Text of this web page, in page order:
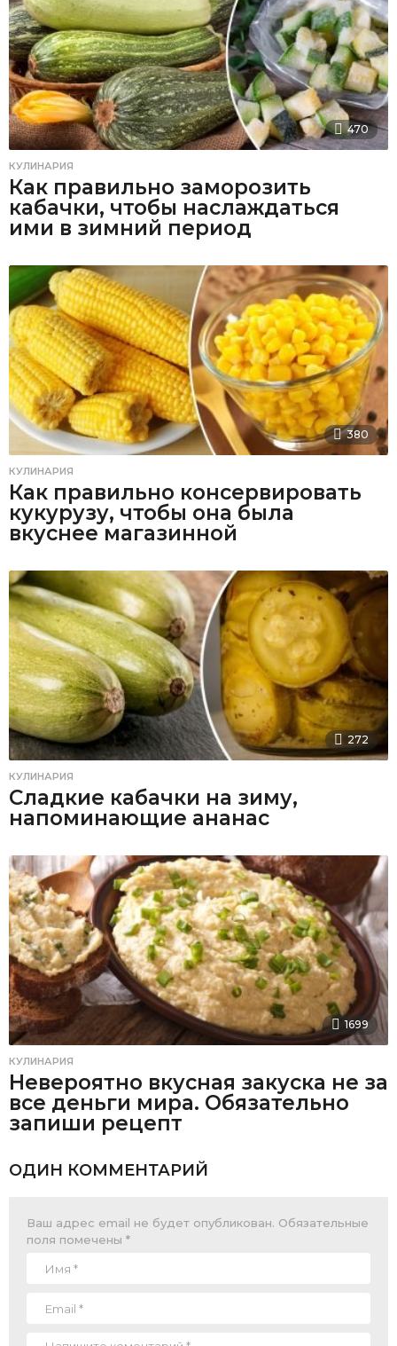
470
КУЛИНАРИЯ
Как правильно заморозить
кабачки, чтобы наслаждаться
ими в зимний период
380
КУЛИНАРИЯ
Как правильно консервировать
кукурузу, чтобы она была
вкуснее магазинной
272
КУЛИНАРИЯ
Сладкие кабачки на зиму,
напоминающие ананас
1699
КУЛИНАРИЯ
Невероятно вкусная закуска не за
все деньги мира. Обязательно
запиши рецепт
ОДИН КОММЕНТАРИЙ
Ваш адрес email не будет опубликован. Обязательные
поля помечены *